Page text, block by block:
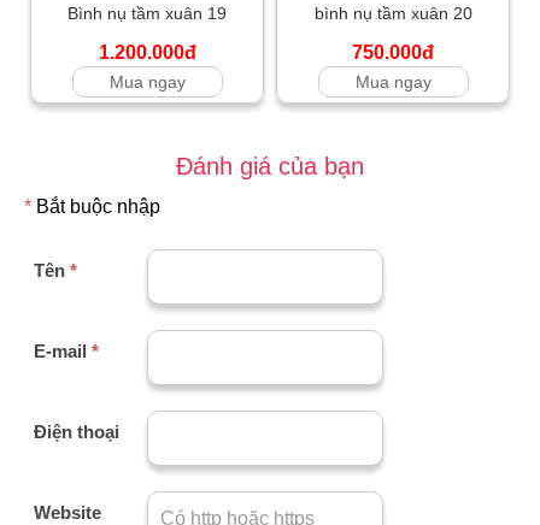
Bình nụ tầm xuân 19
1.200.000đ
Mua ngay
bình nụ tầm xuân 20
750.000đ
Mua ngay
Đánh giá của bạn
* Bắt buộc nhập
Tên *
E-mail *
Điện thoại
Website